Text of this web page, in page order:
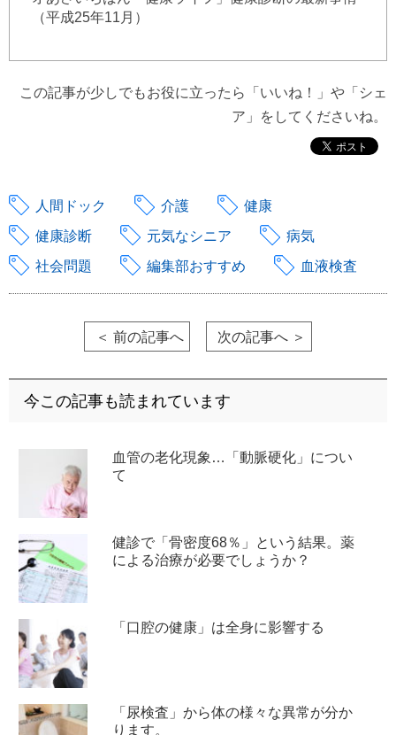
（平成25年11月）
この記事が少しでもお役に立ったら「いいね！」や「シェ
ア」をしてくださいね。
人間ドック 介護
健康
健康診断
元気なシニア
病気
社会問題
編集部おすすめ 血液検査
＜ 前の記事へ 次の記事へ ＞
今この記事も読まれています
血管の老化現象…「動脈硬化」につい
て
健診で「骨密度68％」という結果。薬
による治療が必要でしょうか？
「口腔の健康」は全身に影響する
「尿検査」から体の様々な異常が分か
ります。